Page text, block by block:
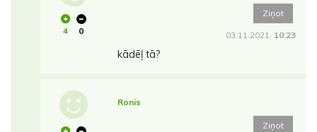
4 0
Ziņot
03.11.2021. 10:23
kādēļ tā?
Ronis
Ziņot